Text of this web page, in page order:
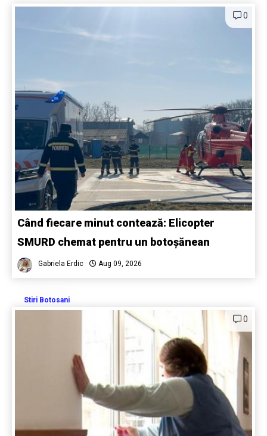
0
Când fiecare minut contează: Elicopter
SMURD chemat pentru un botoșănean
Gabriela Erdic Aug 09, 2026
Stiri Botosani
0